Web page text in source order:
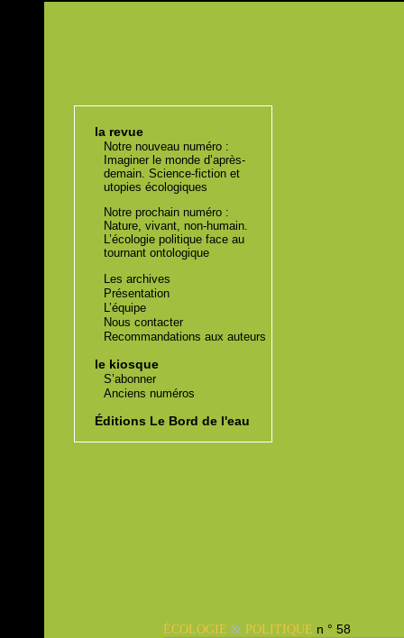
la revue
Notre nouveau numéro :
Imaginer le monde d’après-
demain. Science-fiction et
utopies écologiques
Notre prochain numéro :
Nature, vivant, non-humain.
L’écologie politique face au
tournant ontologique
Les archives
Présentation
L’équipe
Nous contacter
Recommandations aux auteurs
le kiosque
S’abonner
Anciens numéros
Éditions Le Bord de l'eau
ÉCOLOGIE& POLITIQUE n ° 58